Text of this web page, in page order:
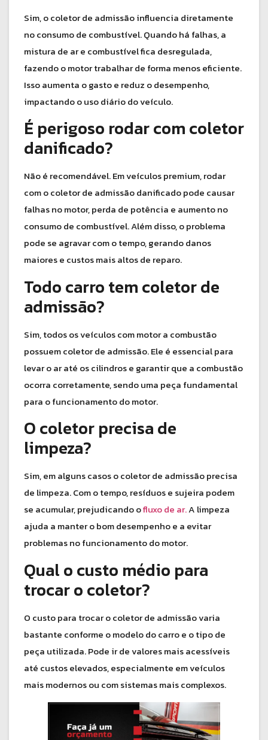
Sim, o coletor de admissão influencia diretamente
no consumo de combustível. Quando há falhas, a
mistura de ar e combustível fica desregulada,
fazendo o motor trabalhar de forma menos eficiente.
Isso aumenta o gasto e reduz o desempenho,
impactando o uso diário do veículo.
É perigoso rodar com coletor
danificado?
Não é recomendável. Em veículos premium, rodar
com o coletor de admissão danificado pode causar
falhas no motor, perda de potência e aumento no
consumo de combustível. Além disso, o problema
pode se agravar com o tempo, gerando danos
maiores e custos mais altos de reparo.
Todo carro tem coletor de
admissão?
Sim, todos os veículos com motor a combustão
possuem coletor de admissão. Ele é essencial para
levar o ar até os cilindros e garantir que a combustão
ocorra corretamente, sendo uma peça fundamental
para o funcionamento do motor.
O coletor precisa de
limpeza?
Sim, em alguns casos o coletor de admissão precisa
de limpeza. Com o tempo, resíduos e sujeira podem
se acumular, prejudicando ofluxo de ar.A limpeza
ajuda a manter o bom desempenho e a evitar
problemas no funcionamento do motor.
Qual o custo médio para
trocar o coletor?
O custo para trocar o coletor de admissão varia
bastante conforme o modelo do carro e o tipo de
peça utilizada. Pode ir de valores mais acessíveis
até custos elevados, especialmente em veículos
mais modernos ou com sistemas mais complexos.